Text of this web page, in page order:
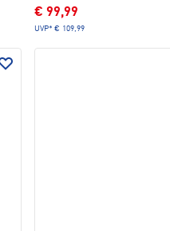
€ 99,99
UVP* € 109,99